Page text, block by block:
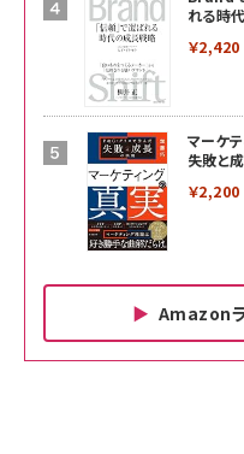
れる時
￥2,420
マーケ
失敗と
￥2,200
Amazonラ